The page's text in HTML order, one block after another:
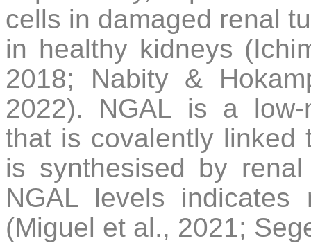
cells in damaged renal
in healthy kidneys
2018; Nabity &
2022). NGAL is a low-
that is covalently linked
is synthesised by
NGAL levels indicates
(Miguel et al., 2021;